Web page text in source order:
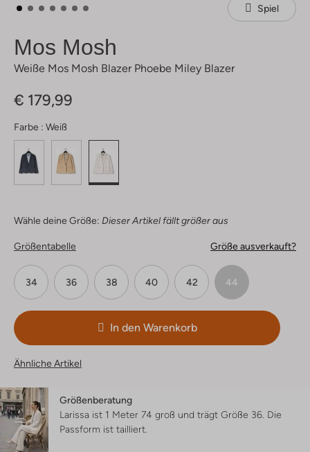
Spiel
Mos Mosh
Weiße Mos Mosh Blazer Phoebe Miley Blazer
€ 179,99
Farbe : Weiß
Wähle deine Größe: Dieser Artikel fällt größer aus
Größentabelle Größe ausverkauft?
34 36 38 40 42 44
In den Warenkorb
Ähnliche Artikel
Größenberatung
Larissa ist 1 Meter 74 groß und trägt Größe 36. Die
Passform ist tailliert